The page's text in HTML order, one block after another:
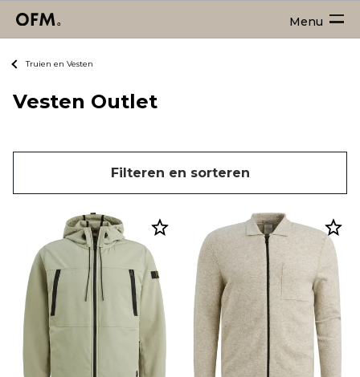
Menu
Truien en Vesten
Vesten Outlet
Filteren en sorteren